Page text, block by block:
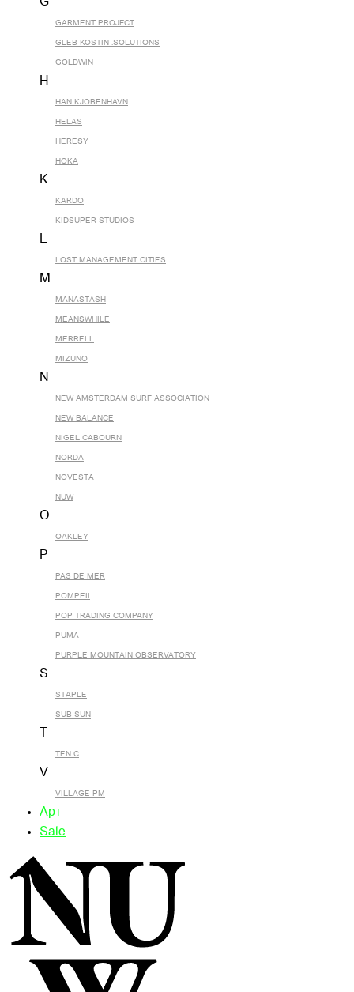
GARMENT PROJECT
GLEB KOSTIN .SOLUTIONS
GOLDWIN
H
HAN KJOBENHAVN
HELAS
HERESY
HOKA
K
KARDO
KIDSUPER STUDIOS
L
LOST MANAGEMENT CITIES
M
MANASTASH
MEANSWHILE
MERRELL
MIZUNO
N
NEW AMSTERDAM SURF ASSOCIATION
NEW BALANCE
NIGEL CABOURN
NORDA
NOVESTA
NUW
O
OAKLEY
P
PAS DE MER
POMPEII
POP TRADING COMPANY
PUMA
PURPLE MOUNTAIN OBSERVATORY
S
STAPLE
SUB SUN
TEN C
V
VILLAGE PM
Арт
Sale